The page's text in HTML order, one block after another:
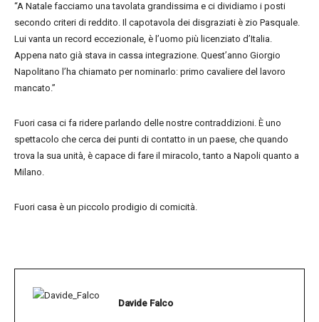
“A Natale facciamo una tavolata grandissima e ci dividiamo i posti
secondo criteri di reddito. Il capotavola dei disgraziati è zio Pasquale.
Lui vanta un record eccezionale, è l’uomo più licenziato d’Italia.
Appena nato già stava in cassa integrazione. Quest’anno Giorgio
Napolitano l’ha chiamato per nominarlo: primo cavaliere del lavoro
mancato.”
Fuori casa ci fa ridere parlando delle nostre contraddizioni. È uno
spettacolo che cerca dei punti di contatto in un paese, che quando
trova la sua unità, è capace di fare il miracolo, tanto a Napoli quanto a
Milano.
Fuori casa è un piccolo prodigio di comicità.
Davide Falco